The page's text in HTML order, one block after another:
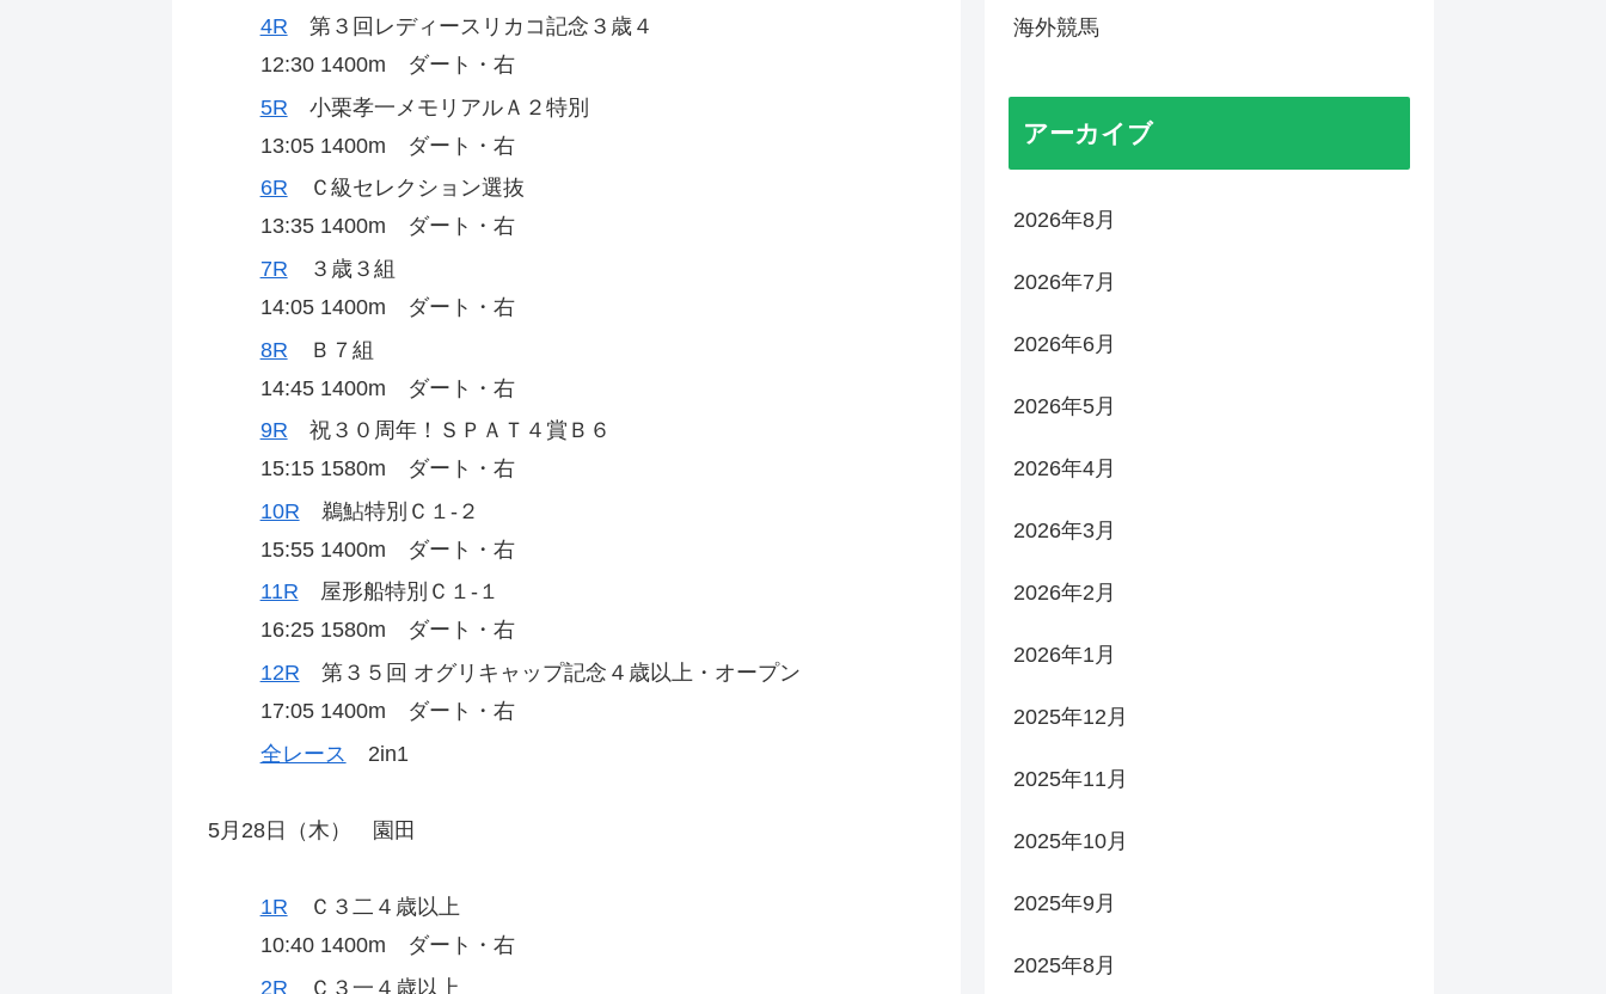
4R 第３回レディースリカコ記念３歳４
12:30 1400m ダート・右
5R 小栗孝一メモリアルＡ２特別
13:05 1400m ダート・右
6R Ｃ級セレクション選抜
13:35 1400m ダート・右
7R ３歳３組
14:05 1400m ダート・右
8R Ｂ７組
14:45 1400m ダート・右
9R 祝３０周年！ＳＰＡＴ４賞Ｂ６
15:15 1580m ダート・右
10R 鵜鮎特別Ｃ１‐２
15:55 1400m ダート・右
11R 屋形船特別Ｃ１‐１
16:25 1580m ダート・右
12R 第３５回 オグリキャップ記念４歳以上・オープン
17:05 1400m ダート・右
全レース
2in1
5月28日（木） 園田
1R Ｃ３二４歳以上
10:40 1400m ダート・右
2R Ｃ３一４歳以上
海外競馬
アーカイブ
2026年8月
2026年7月
2026年6月
2026年5月
2026年4月
2026年3月
2026年2月
2026年1月
2025年12月
2025年11月
2025年10月
2025年9月
2025年8月